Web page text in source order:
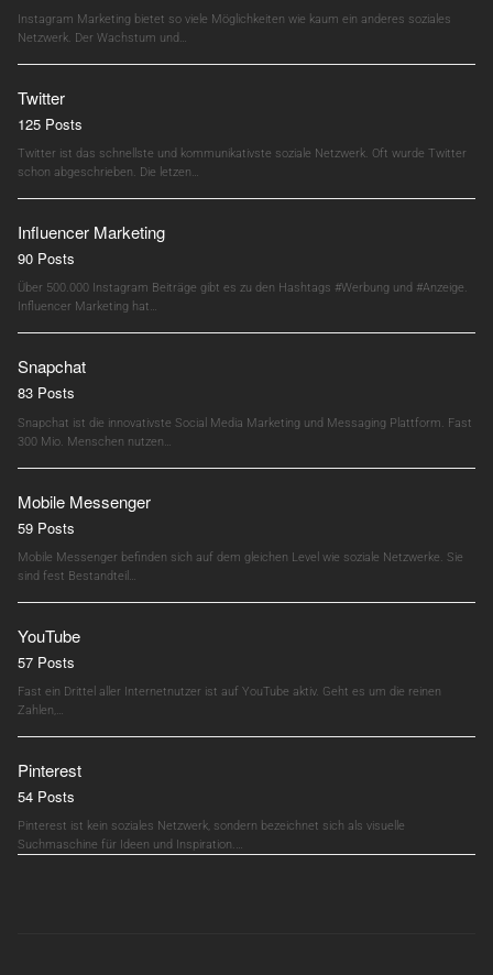
Instagram Marketing bietet so viele Möglichkeiten wie kaum ein anderes soziales
Netzwerk. Der Wachstum und…
Twitter
125 Posts
Twitter ist das schnellste und kommunikativste soziale Netzwerk. Oft wurde Twitter
schon abgeschrieben. Die letzen…
Influencer Marketing
90 Posts
Über 500.000 Instagram Beiträge gibt es zu den Hashtags #Werbung und #Anzeige.
Influencer Marketing hat…
Snapchat
83 Posts
Snapchat ist die innovativste Social Media Marketing und Messaging Plattform. Fast
300 Mio. Menschen nutzen…
Mobile Messenger
59 Posts
Mobile Messenger befinden sich auf dem gleichen Level wie soziale Netzwerke. Sie
sind fest Bestandteil…
YouTube
57 Posts
Fast ein Drittel aller Internetnutzer ist auf YouTube aktiv. Geht es um die reinen
Zahlen,…
Pinterest
54 Posts
Pinterest ist kein soziales Netzwerk, sondern bezeichnet sich als visuelle
Suchmaschine für Ideen und Inspiration.…